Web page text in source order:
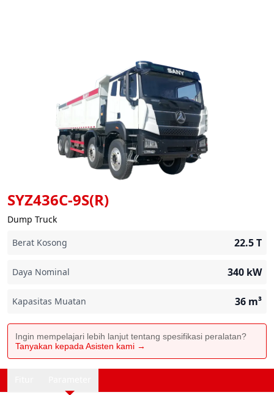
SYZ436C-9S(R)
Dump Truck
Berat Kosong
22.5T
Daya Nominal 340 kW
Kapasitas Muatan 36 m³
Ingin mempelajari lebih lanjut tentang spesifikasi peralatan?
Tanyakan kepada Asisten kami →